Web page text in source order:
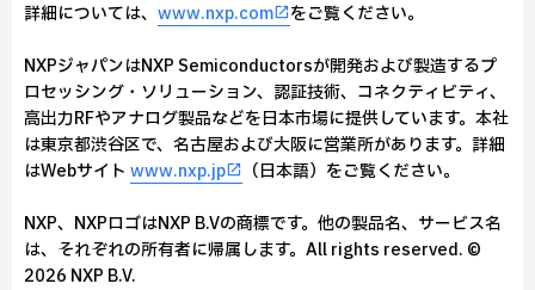
詳細については、 www.nxp.com をご覧ください。
NXPジャパンはNXP Semiconductorsが開発および製造するプ
ロセッシング・ソリューション、認証技術、コネクティビティ、
高出力RFやアナログ製品などを日本市場に提供しています。本社
は東京都渋谷区で、名古屋および大阪に営業所があります。詳細
はWebサイト www.nxp.jp （日本語）をご覧ください。
NXP、NXPロゴはNXP B.Vの商標です。他の製品名、サービス名
は、それぞれの所有者に帰属します。All rights reserved. ©
2026 NXP B.V.